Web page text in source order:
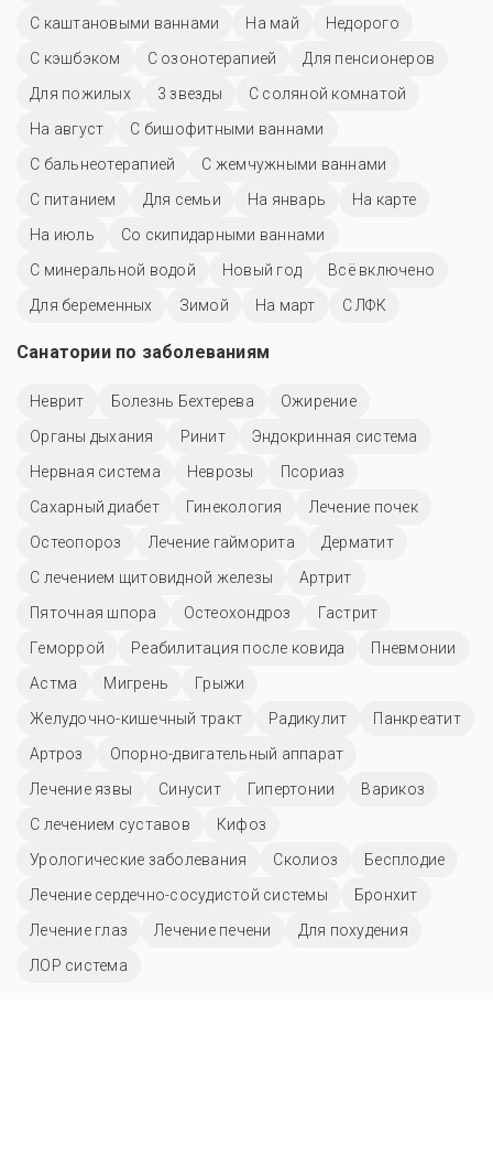
С каштановыми ваннами На май
Недорого
С кэшбэком
С озонотерапией
Для пенсионеров
Для пожилых
3 звезды
С соляной комнатой
На август
С бишофитными ваннами
С бальнеотерапией
С жемчужными ваннами
С питанием
Для семьи На январь
На карте
На июль
Со скипидарными ваннами
С минеральной водой
Новый год
Всё включено
Для беременных
Зимой На март С ЛФК
Санатории по заболеваниям
Неврит Болезнь Бехтерева
Ожирение
Органы дыхания
Ринит
Эндокринная система
Нервная система
Неврозы
Псориаз
Сахарный диабет
Гинекология
Лечение почек
Остеопороз
Лечение гайморита
Дерматит
С лечением щитовидной железы
Артрит
Пяточная шпора
Остеохондроз
Гастрит
Геморрой
Реабилитация после ковида
Пневмонии
Астма
Мигрень
Грыжи
Желудочно-кишечный тракт
Радикулит
Панкреатит
Артроз
Опорно-двигательный аппарат
Лечение язвы
Синусит Гипертонии
Варикоз
С лечением суставов
Кифоз
Урологические заболевания
Сколиоз
Бесплодие
Лечение сердечно-сосудистой системы
Бронхит
Лечение глаз
Лечение печени
Для похудения
ЛОР система